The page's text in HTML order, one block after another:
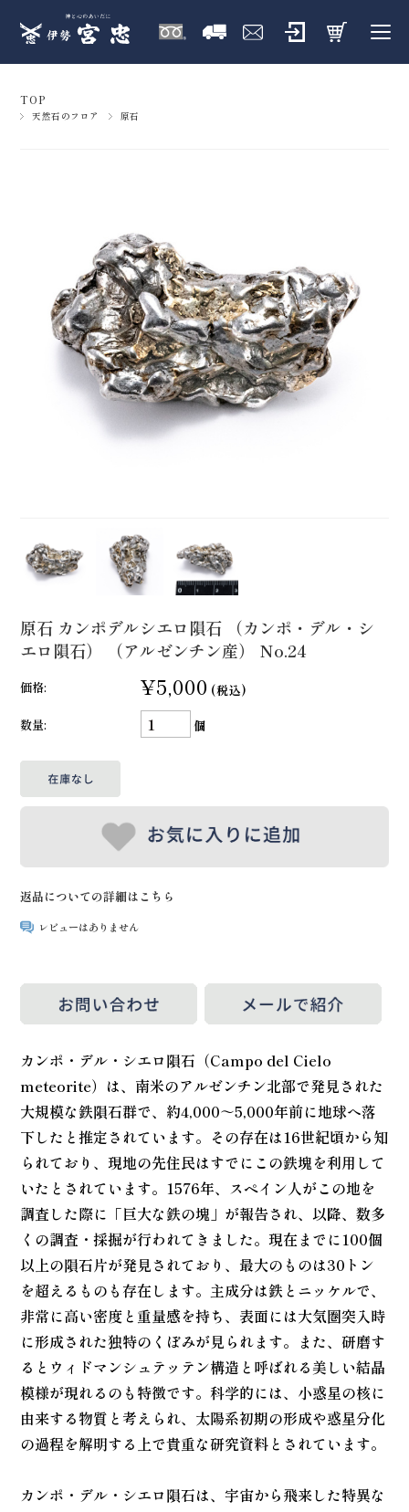
TOP
天然石のフロア 原石
原石 カンポデルシエロ隕石 （カンポ・デル・シ
エロ隕石） （アルゼンチン産） No.24
価格: ¥5,000 (税込)
数量:
個
返品についての詳細はこちら
レビューはありません
カンポ・デル・シエロ隕石（Campo del Cielo
meteorite）は、南米のアルゼンチン北部で発見された
大規模な鉄隕石群で、約4,000～5,000年前に地球へ落
下したと推定されています。その存在は16世紀頃から知
られており、現地の先住民はすでにこの鉄塊を利用して
いたとされています。1576年、スペイン人がこの地を
調査した際に「巨大な鉄の塊」が報告され、以降、数多
くの調査・採掘が行われてきました。現在までに100個
以上の隕石片が発見されており、最大のものは30トン
を超えるものも存在します。主成分は鉄とニッケルで、
非常に高い密度と重量感を持ち、表面には大気圏突入時
に形成された独特のくぼみが見られます。また、研磨す
るとウィドマンシュテッテン構造と呼ばれる美しい結晶
模様が現れるのも特徴です。科学的には、小惑星の核に
由来する物質と考えられ、太陽系初期の形成や惑星分化
の過程を解明する上で貴重な研究資料とされています。
カンポ・デル・シエロ隕石は、宇宙から飛来した特異な